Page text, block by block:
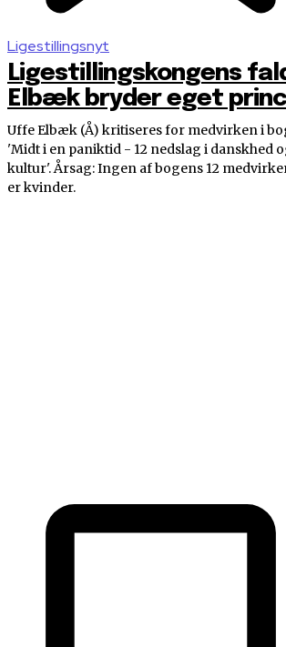
Ligestillingsnyt
Ligestillingskongens
Elbæk bryder eget
Uffe Elbæk (Å) kritiseres for medvirken i
'Midt i en paniktid - 12 nedslag i danskhed
kultur'. Årsag: Ingen af bogens 12 medvirkende
er kvinder.